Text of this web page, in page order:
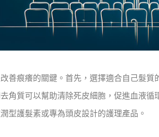
善痕癢的關鍵。首先，選擇適合自己髮
角質可以幫助清除死皮細胞，促進血液
型護髮素或專為頭皮設計的護理產品。